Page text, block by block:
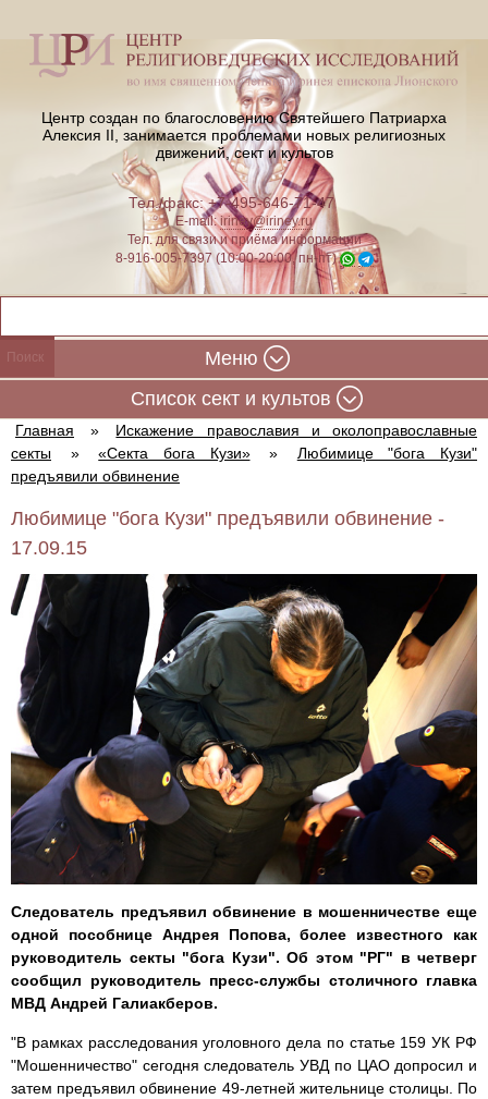
Центр создан по благословению Святейшего Патриарха
Алексия II, занимается проблемами новых религиозных
движений, сект и культов
Тел./факс: +7-495-646-71-47
E-mail:iriney@iriney.ru
Тел. для связи и приёма информации
8-916-005-7397 (10:00-20:00, пн-пт)
Меню
Cписок сект и культов
Главная »
Искажение православия и околоправославные
секты
» «Секта бога Кузи» »
Любимице "бога Кузи"
предъявили обвинение
Любимице "бога Кузи" предъявили обвинение -
17.09.15
Следователь предъявил обвинение в мошенничестве еще
одной пособнице Андрея Попова, более известного как
руководитель секты "бога Кузи". Об этом "РГ" в четверг
сообщил руководитель пресс-службы столичного главка
МВД Андрей Галиакберов.
"В рамках расследования уголовного дела по статье 159 УК РФ
"Мошенничество" сегодня следователь УВД по ЦАО допросил и
затем предъявил обвинение 49-летней жительнице столицы. По